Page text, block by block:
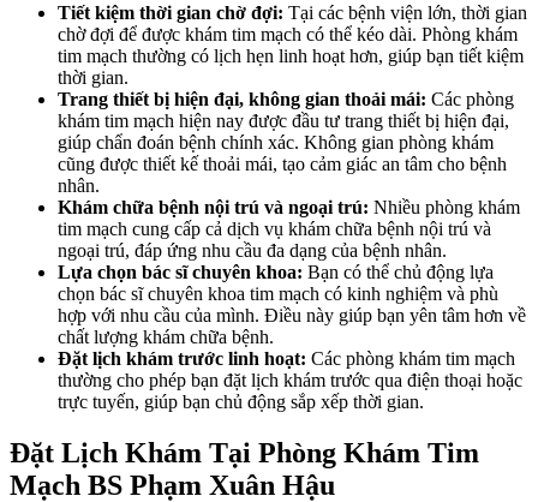
Tiết kiệm thời gian chờ đợi: Tại các bệnh viện lớn, thời gian
chờ đợi để được khám tim mạch có thể kéo dài. Phòng khám
tim mạch thường có lịch hẹn linh hoạt hơn, giúp bạn tiết kiệm
thời gian.
Trang thiết bị hiện đại, không gian thoải mái: Các phòng
khám tim mạch hiện nay được đầu tư trang thiết bị hiện đại,
giúp chẩn đoán bệnh chính xác. Không gian phòng khám
cũng được thiết kế thoải mái, tạo cảm giác an tâm cho bệnh
nhân.
Khám chữa bệnh nội trú và ngoại trú: Nhiều phòng khám
tim mạch cung cấp cả dịch vụ khám chữa bệnh nội trú và
ngoại trú, đáp ứng nhu cầu đa dạng của bệnh nhân.
Lựa chọn bác sĩ chuyên khoa: Bạn có thể chủ động lựa
chọn bác sĩ chuyên khoa tim mạch có kinh nghiệm và phù
hợp với nhu cầu của mình. Điều này giúp bạn yên tâm hơn về
chất lượng khám chữa bệnh.
Đặt lịch khám trước linh hoạt: Các phòng khám tim mạch
thường cho phép bạn đặt lịch khám trước qua điện thoại hoặc
trực tuyến, giúp bạn chủ động sắp xếp thời gian.
Đặt Lịch Khám Tại Phòng Khám Tim
Mạch BS Phạm Xuân Hậu